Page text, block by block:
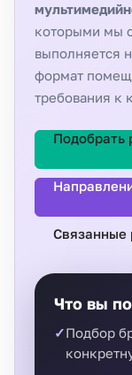
которыми мы
выполняется
формат
требования к
Подобрать
Связанные
Что вы
Подбор